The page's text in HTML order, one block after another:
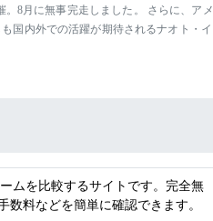
8月に無事完走しました。 さらに、アメ
国内外での活躍が期待されるナオト・イ
ムを比較するサイトです。完全無
料などを簡単に確認できます。